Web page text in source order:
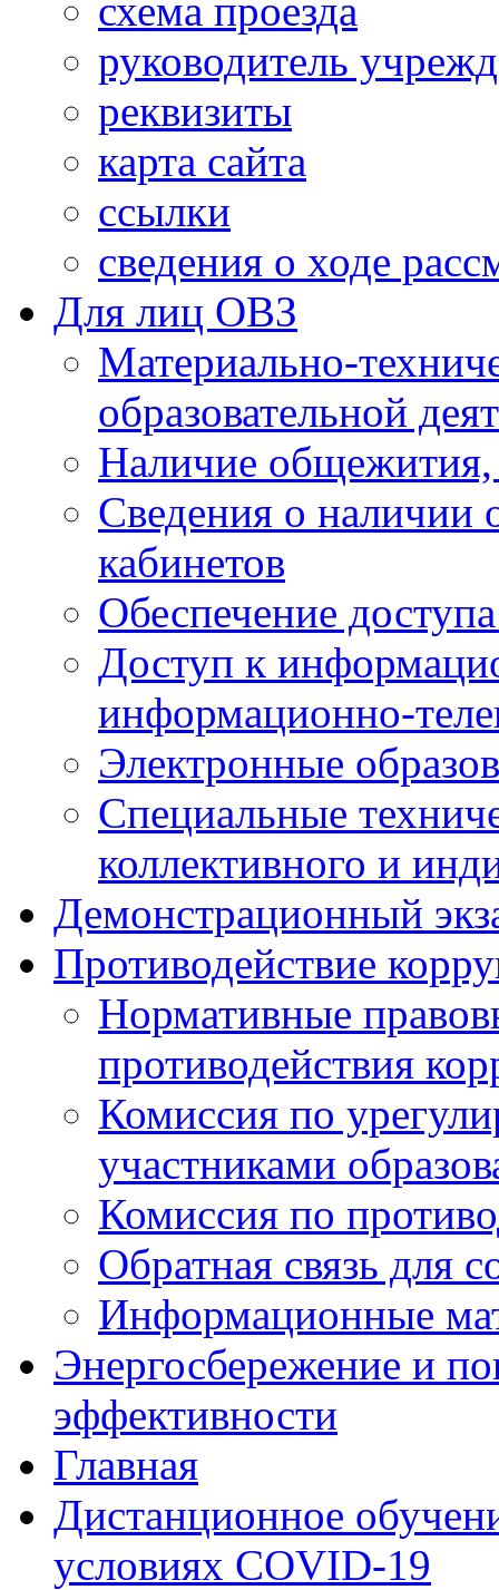
схема проезда
руководитель
реквизиты
карта сайта
ссылки
сведения о ходе
Для лиц ОВЗ
Материально-
образовательной
Наличие общежития,
Сведения о наличии
кабинетов
Обеспечение
Доступ к
информационно-
Электронные
Специальные
коллективного и
Демонстрационный
Противодействие
Нормативные
противодействия
Комиссия по
участниками
Комиссия по
Обратная связь для
Информационные
Энергосбережение и
эффективности
Главная
Дистанционное
условиях COVID-19